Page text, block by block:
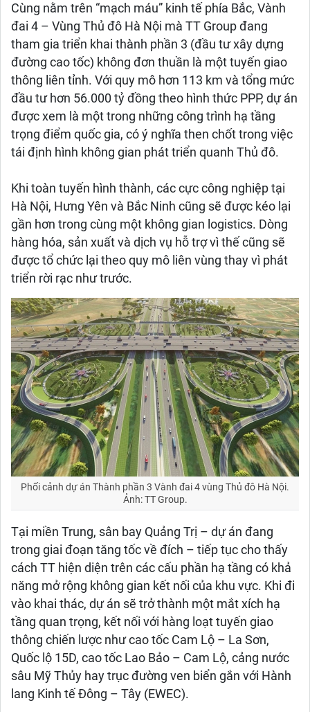
Cùng nằm trên “mạch máu” kinh tế phía Bắc, Vành
đai 4 – Vùng Thủ đô Hà Nội mà TT Group đang
tham gia triển khai thành phần 3 (đầu tư xây dựng
đường cao tốc) không đơn thuần là một tuyến giao
thông liên tỉnh. Với quy mô hơn 113 km và tổng mức
đầu tư hơn 56.000 tỷ đồng theo hình thức PPP, dự án
được xem là một trong những công trình hạ tầng
trọng điểm quốc gia, có ý nghĩa then chốt trong việc
tái định hình không gian phát triển quanh Thủ đô.
Khi toàn tuyến hình thành, các cực công nghiệp tại
Hà Nội, Hưng Yên và Bắc Ninh cũng sẽ được kéo lại
gần hơn trong cùng một không gian logistics. Dòng
hàng hóa, sản xuất và dịch vụ hỗ trợ vì thế cũng sẽ
được tổ chức lại theo quy mô liên vùng thay vì phát
triển rời rạc như trước.
Phối cảnh dự án Thành phần 3 Vành đai 4 vùng Thủ đô Hà Nội.
Ảnh: TT Group.
Tại miền Trung, sân bay Quảng Trị – dự án đang
trong giai đoạn tăng tốc về đích – tiếp tục cho thấy
cách TT hiện diện trên các cấu phần hạ tầng có khả
năng mở rộng không gian kết nối của khu vực. Khi đi
vào khai thác, dự án sẽ trở thành một mắt xích hạ
tầng quan trọng, kết nối với hàng loạt tuyến giao
thông chiến lược như cao tốc Cam Lộ – La Sơn,
Quốc lộ 15D, cao tốc Lao Bảo – Cam Lộ, cảng nước
sâu Mỹ Thủy hay trục đường ven biển gắn với Hành
lang Kinh tế Đông – Tây (EWEC).